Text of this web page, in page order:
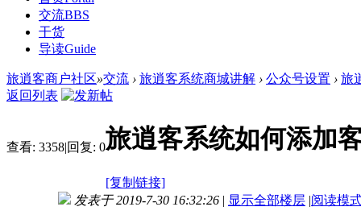
交流BBS
干货
导读Guide
旅逍客商户社区»交流 › 旅逍客系统商城讲解 › 公众号设置 › 旅
返回列表
查看: 3358|回复: 0旅逍客系统如何添加
[复制链接]
发表于 2019-7-30 16:32:26 | 显示全部楼层 |阅读模